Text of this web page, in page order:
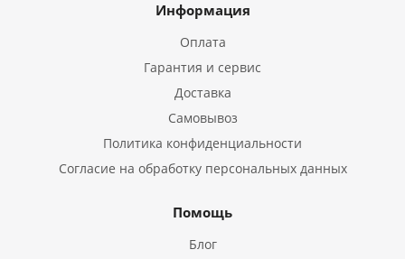
Информация
Оплата
Гарантия и сервис
Доставка
Самовывоз
Политика конфиденциальности
Согласие на обработку персональных данных
Помощь
Блог